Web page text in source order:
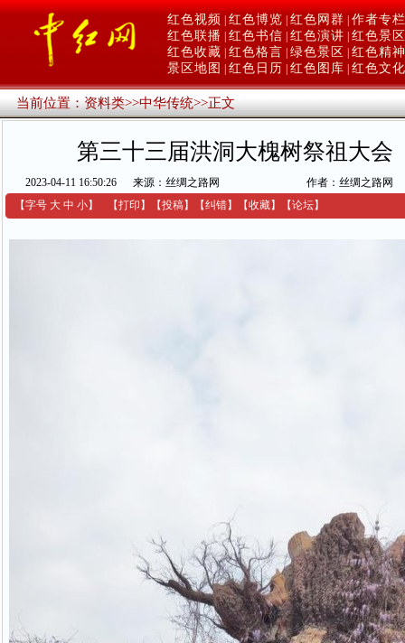
红色视频 红色博览 红色网群 作者专栏
红色联播 红色书信 红色演讲 红色景区
红色收藏 红色格言 绿色景区
红色精神
景区地图
红色日历 红色图库 红色文化
当前位置：资料类>>中华传统>>正文
第三十三届洪洞大槐树祭祖大会
2023-04-11 16:50:26 来源：丝绸之路网
作者：丝绸之路网
【字号 大 中 小】 【打印 】 【投稿】 【纠错】 【收藏】 【论坛】